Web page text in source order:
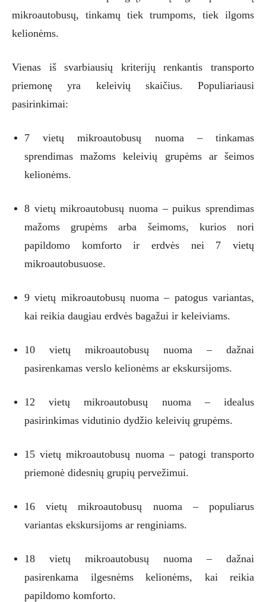
mikroautobusų, tinkamų tiek trumpoms, tiek ilgoms
kelionėms.
Vienas iš svarbiausių kriterijų renkantis transporto
priemonę yra keleivių skaičius. Populiariausi
pasirinkimai:
7 vietų mikroautobusų nuoma – tinkamas
sprendimas mažoms keleivių grupėms ar šeimos
kelionėms.
8 vietų mikroautobusų nuoma – puikus sprendimas
mažoms grupėms arba šeimoms, kurios nori
papildomo komforto ir erdvės nei 7 vietų
mikroautobusuose.
9 vietų mikroautobusų nuoma – patogus variantas,
kai reikia daugiau erdvės bagažui ir keleiviams.
10 vietų mikroautobusų nuoma – dažnai
pasirenkamas verslo kelionėms ar ekskursijoms.
12 vietų mikroautobusų nuoma – idealus
pasirinkimas vidutinio dydžio keleivių grupėms.
15 vietų mikroautobusų nuoma – patogi transporto
priemonė didesnių grupių pervežimui.
16 vietų mikroautobusų nuoma – populiarus
variantas ekskursijoms ar renginiams.
18 vietų mikroautobusų nuoma – dažnai
pasirenkama ilgesnėms kelionėms, kai reikia
papildomo komforto.